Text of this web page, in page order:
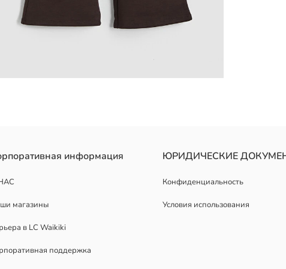
с круглым вырезом, длинными рукавами и принтом, а также
информация
магазины
в LC Waikiki
поддержка
ЮРИДИЧЕСКИЕ
Конфиденциальность
Условия использования